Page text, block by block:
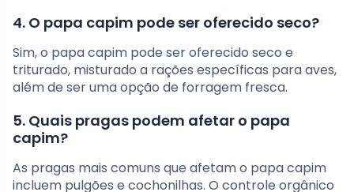
4. O papa capim pode ser oferecido seco?
Sim, o papa capim pode ser oferecido seco e
triturado, misturado a rações específicas para aves,
além de ser uma opção de forragem fresca.
5. Quais pragas podem afetar o papa
capim?
As pragas mais comuns que afetam o papa capim
incluem pulgões e cochonilhas. O controle orgânico